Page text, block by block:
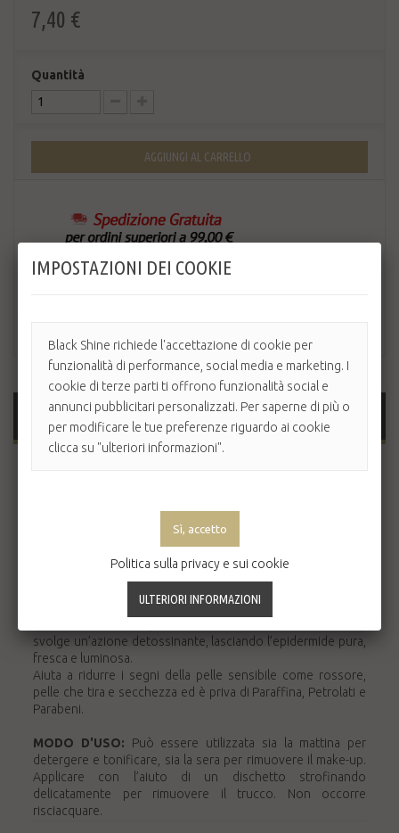
7,40 €
Quantità
AGGIUNGI AL CARRELLO
MAGGIORI INFORMAZIONI
contemporaneamente da struccante e tonico e pulisce in
profondità senza intaccare la barriera idrolipidica che
difende la nostra pelle dalle aggressioni esterne.
In un solo gesto cattura e rimuove impurità, sebo in
struccando la pelle senza seccarla.
svolge un’azione detossinante, lasciando l’epidermide pura,
fresca e luminosa.
Aiuta a ridurre i segni della pelle sensibile come rossore,
pelle che tira e secchezza ed è priva di Paraffina, Petrolati e
Parabeni.
MODO D'USO: Può essere utilizzata sia la mattina per
detergere e tonificare, sia la sera per rimuovere il make-up.
Applicare con l’aiuto di un dischetto strofinando
delicatamente per rimuovere il trucco. Non occorre
risciacquare.
IMPOSTAZIONI DEI COOKIE
Black Shine richiede l'accettazione di cookie per
funzionalità di performance, social media e marketing. I
cookie di terze parti ti offrono funzionalità social e
annunci pubblicitari personalizzati. Per saperne di più o
per modificare le tue preferenze riguardo ai cookie
clicca su "ulteriori informazioni".
Politica sulla privacy e sui cookie